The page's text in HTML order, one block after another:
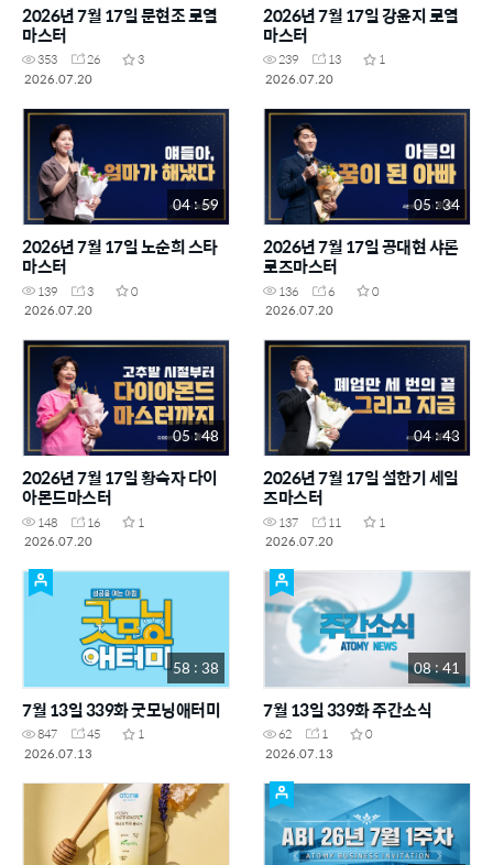
2026년 7월 17일 문현조 로열
마스터
353 26
3
2026.07.20
2026년 7월 17일 강윤지 로열
마스터
239 13
1
2026.07.20
04 : 59
2026년 7월 17일 노순희 스타
마스터
139 3
0
2026.07.20
05 : 34
2026년 7월 17일 공대현 샤론
로즈마스터
136 6
0
2026.07.20
05 : 48
2026년 7월 17일 황숙자 다이
아몬드마스터
148 16
1
2026.07.20
04 : 43
2026년 7월 17일 설한기 세일
즈마스터
137 11
1
2026.07.20
58 : 38
7월 13일 339화 굿모닝애터미
847 45
1
2026.07.13
08 : 41
7월 13일 339화 주간소식
62 1
0
2026.07.13